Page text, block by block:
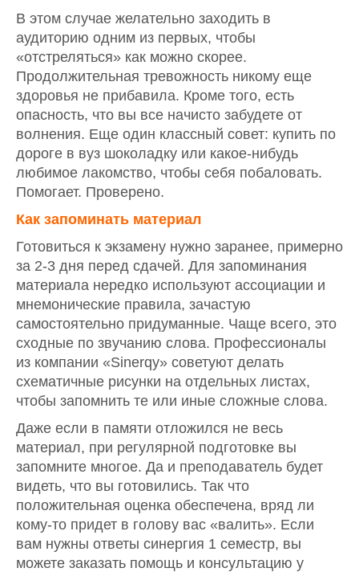
В этом случае желательно заходить в
аудиторию одним из первых, чтобы
«отстреляться» как можно скорее.
Продолжительная тревожность никому еще
здоровья не прибавила. Кроме того, есть
опасность, что вы все начисто забудете от
волнения. Еще один классный совет: купить по
дороге в вуз шоколадку или какое-нибудь
любимое лакомство, чтобы себя побаловать.
Помогает. Проверено.
Как запоминать материал
Готовиться к экзамену нужно заранее, примерно
за 2-3 дня перед сдачей. Для запоминания
материала нередко используют ассоциации и
мнемонические правила, зачастую
самостоятельно придуманные. Чаще всего, это
сходные по звучанию слова. Профессионалы
из компании «Sinerqy» советуют делать
схематичные рисунки на отдельных листах,
чтобы запомнить те или иные сложные слова.
Даже если в памяти отложился не весь
материал, при регулярной подготовке вы
запомните многое. Да и преподаватель будет
видеть, что вы готовились. Так что
положительная оценка обеспечена, вряд ли
кому-то придет в голову вас «валить». Если
вам нужны ответы синергия 1 семестр, вы
можете заказать помощь и консультацию у